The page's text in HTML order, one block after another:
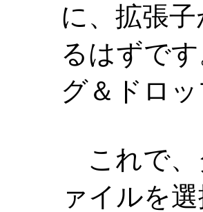
に、拡張
るはずで
グ＆ドロ
これで、
ァイルを